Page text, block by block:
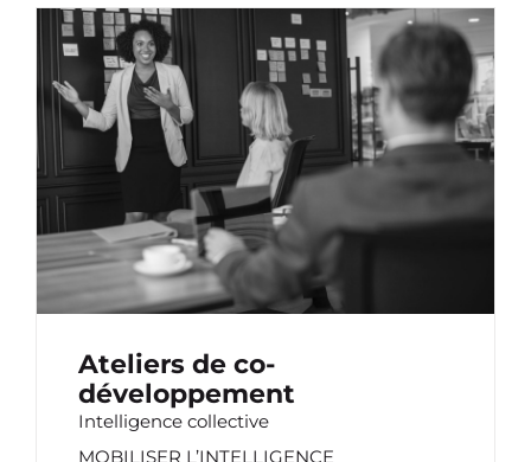
ATELIERS DE CO-DÉVELOPPEMENT
Ateliers de co-
développement
Intelligence collective
MOBILISER L’INTELLIGENCE